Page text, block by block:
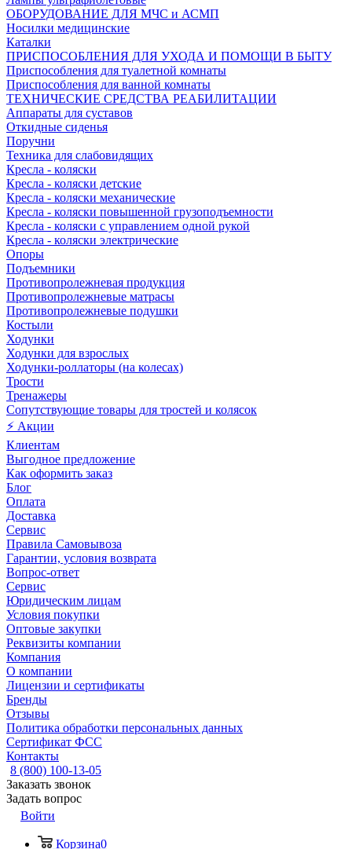
ОБОРУДОВАНИЕ ДЛЯ МЧС и АСМП
Носилки медицинские
Каталки
ПРИСПОСОБЛЕНИЯ ДЛЯ УХОДА И ПОМОЩИ В БЫТУ
Приспособления для туалетной комнаты
Приспособления для ванной комнаты
ТЕХНИЧЕСКИЕ СРЕДСТВА РЕАБИЛИТАЦИИ
Аппараты для суставов
Откидные сиденья
Поручни
Техника для слабовидящих
Кресла - коляски
Кресла - коляски детские
Кресла - коляски механические
Кресла - коляски повышенной грузоподъемности
Кресла - коляски с управлением одной рукой
Кресла - коляски электрические
Опоры
Подъемники
Противопролежневая продукция
Противопролежневые матрасы
Противопролежневые подушки
Костыли
Ходунки
Ходунки для взрослых
Ходунки-роллаторы (на колесах)
Трости
Тренажеры
Сопутствующие товары для тростей и колясок
⚡ Акции
Клиентам
Выгодное предложение
Как оформить заказ
Блог
Оплата
Доставка
Сервис
Правила Самовывоза
Гарантии, условия возврата
Вопрос-ответ
Сервис
Юридическим лицам
Условия покупки
Оптовые закупки
Реквизиты компании
Компания
О компании
Лицензии и сертификаты
Бренды
Отзывы
Политика обработки персональных данных
Сертификат ФСС
Контакты
8 (800) 100-13-05
Заказать звонок
Задать вопрос
Войти
Корзина0